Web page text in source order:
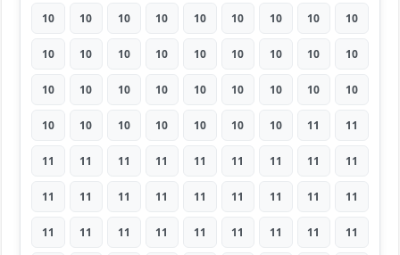
10 10 10 10 10 10 10 10 10
10 10 10 10 10 10 10 10 10
10 10 10 10 10 10 10 10 10
10 10 10 10 10 10 10 11 11
11 11 11 11 11 11 11 11 11
11 11 11 11 11 11 11 11 11
11 11 11 11 11 11 11 11 11